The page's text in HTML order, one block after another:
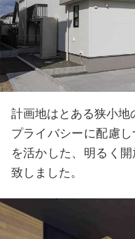
計画地はとある狭小地
プライバシーに配慮
を活かした、明るく
致しました。